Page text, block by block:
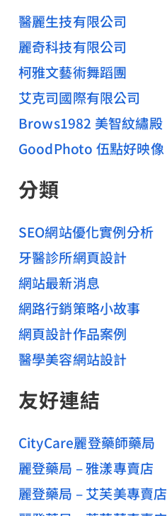
醫麗生技有限公司
麗奇科技有限公司
柯雅文藝術舞蹈團
艾克司國際有限公司
Brows1982 美智紋繡殿
GoodPhoto 伍點好映像
分類
SEO網站優化實例分析
牙醫診所網頁設計
網站最新消息
網路行銷策略小故事
網頁設計作品案例
醫學美容網站設計
友好連結
CityCare麗登藥師藥局
麗登藥局 – 雅漾專賣店
麗登藥局 – 艾芙美專賣店